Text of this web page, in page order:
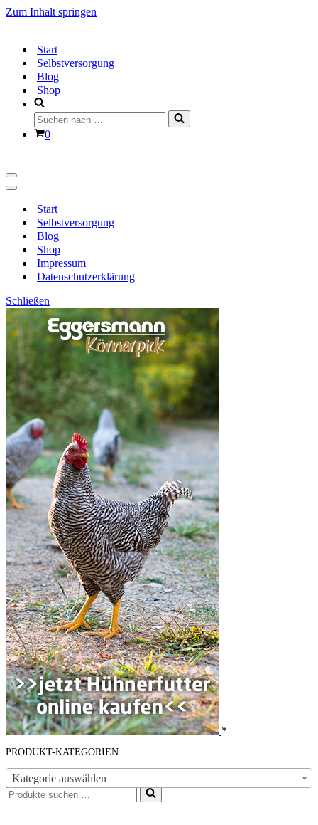
Zum Inhalt springen
Start
Selbstversorgung
Blog
Shop
Suchen
nach …
Warenkorb
0
Navigationsmenü
Navigationsmenü
Start
Selbstversorgung
Blog
Shop
Impressum
Datenschutzerklärung
Schließen
*
PRODUKT-KATEGORIEN
Kategorie auswählen
Suchen
nach …